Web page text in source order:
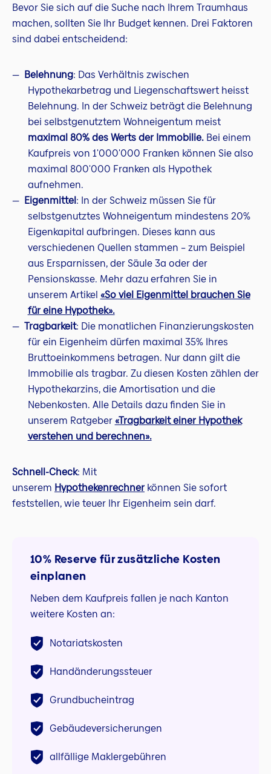
Bevor Sie sich auf die Suche nach Ihrem Traumhaus
machen, sollten Sie Ihr Budget kennen. Drei Faktoren
sind dabei entscheidend:
Belehnung: Das Verhältnis zwischen
Hypothekarbetrag und Liegenschaftswert heisst
Belehnung. In der Schweiz beträgt die Belehnung
bei selbstgenutztem Wohneigentum meist
maximal 80% des Werts der Immobilie.Bei einem
Kaufpreis von 1'000'000 Franken können Sie also
maximal 800'000 Franken als Hypothek
aufnehmen.
Eigenmittel: In der Schweiz müssen Sie für
selbstgenutztes Wohneigentum mindestens 20%
Eigenkapital aufbringen. Dieses kann aus
verschiedenen Quellen stammen – zum Beispiel
aus Ersparnissen, der Säule 3a oder der
Pensionskasse. Mehr dazu erfahren Sie in
unserem Artikel «So viel Eigenmittel brauchen Sie
für eine Hypothek».
Tragbarkeit: Die monatlichen Finanzierungskosten
für ein Eigenheim dürfen maximal 35% Ihres
Bruttoeinkommens betragen. Nur dann gilt die
Immobilie als tragbar. Zu diesen Kosten zählen der
Hypothekarzins, die Amortisation und die
Nebenkosten. Alle Details dazu finden Sie in
unserem Ratgeber«Tragbarkeit einer Hypothek
verstehen und berechnen».
Schnell-Check: Mit
unserem Hypothekenrechner können Sie sofort
feststellen, wie teuer Ihr Eigenheim sein darf.
10% Reserve für zusätzliche Kosten
einplanen
Neben dem Kaufpreis fallen je nach Kanton
weitere Kosten an:
Notariatskosten
Handänderungssteuer
Grundbucheintrag
Gebäudeversicherungen
allfällige Maklergebühren